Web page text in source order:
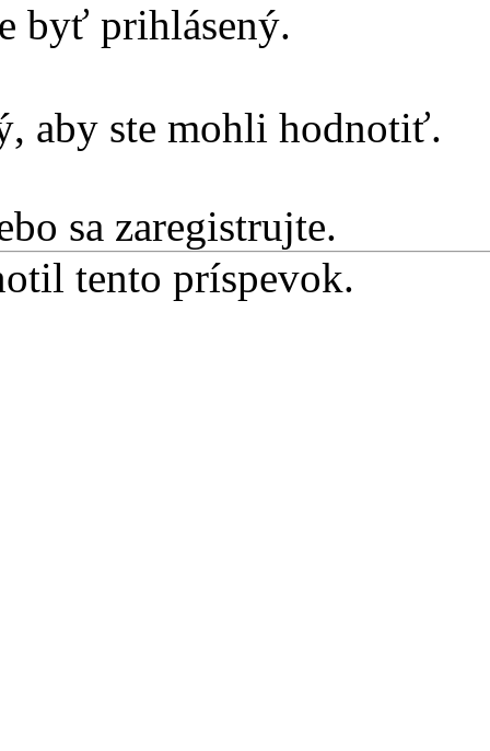
byť prihlásený.
aby ste mohli hodnotiť.
sa zaregistrujte.
tento príspevok.